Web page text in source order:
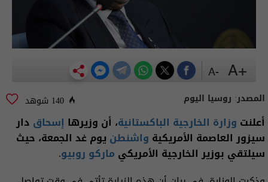
المصدر: روسيا اليوم 140 شوهد
أعلنت وزارة الخارجية الباكستانية، أن وزيرها إسحاق دار
سيزور العاصمة الأمريكية واشنطن يوم غد الجمعة، حيث
سيلتقي بوزير الخارجية الأمريكي ماركو روبيو.
+A
-A